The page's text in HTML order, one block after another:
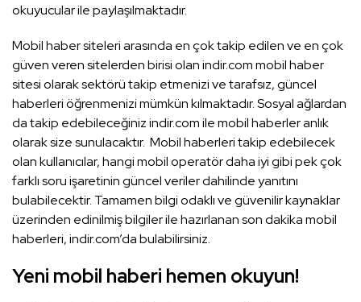
okuyucular ile paylaşılmaktadır.
Mobil haber siteleri arasında en çok takip edilen ve en çok
güven veren sitelerden birisi olan indir.com mobil haber
sitesi olarak sektörü takip etmenizi ve tarafsız, güncel
haberleri öğrenmenizi mümkün kılmaktadır. Sosyal ağlardan
da takip edebileceğiniz indir.com ile mobil haberler anlık
olarak size sunulacaktır. Mobil haberleri takip edebilecek
olan kullanıcılar, hangi mobil operatör daha iyi gibi pek çok
farklı soru işaretinin güncel veriler dahilinde yanıtını
bulabilecektir. Tamamen bilgi odaklı ve güvenilir kaynaklar
üzerinden edinilmiş bilgiler ile hazırlanan son dakika mobil
haberleri, indir.com’da bulabilirsiniz.
Yeni mobil haberi hemen okuyun!